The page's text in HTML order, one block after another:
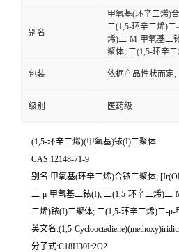
别名
甲氧基(环辛二烯)
二(1,5-环辛二烯)
烯)二-Μ-甲氧基二
聚体; 二(1,5-环辛
包装 依据产品性状而定,
级别 医药级
(1,5-环辛二烯)(甲氧基)铱(I)二聚体
CAS:12148-71-9
别名:甲氧基(环辛二烯)合铱二聚体;
二-μ-甲氧基二铱(I); 二(1,5-环辛二烯)
二烯)铱(I)二聚体; 二(1,5-环辛二烯)二-μ-
英文名:(1,5-
分子式:C18H30Ir2O2